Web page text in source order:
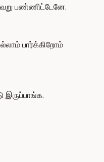
பண்ணிட்டேனே.
பார்க்கிறோம்
இருப்பாங்க.